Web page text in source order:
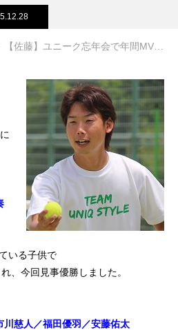
・料金 ブログ アクセス お知ら
【佐藤】ユニーク忘年会で年間MVPに選ばれたのは⁉︎
いる子供で
、今回見事優勝しました。
慈人／福田優羽／安藤佑太